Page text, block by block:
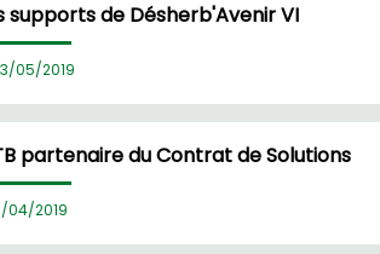
supports de Désherb'Avenir VI
05/2019
partenaire du Contrat de Solutions
04/2019